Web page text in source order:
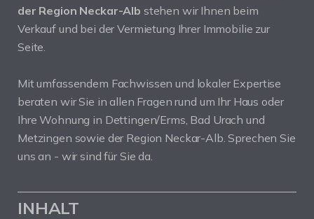
der Region Neckar-Alb stehen wir Ihnen beim
Verkauf und bei der Vermietung Ihrer Immobilie zur
Seite.
Mit umfassendem Fachwissen und lokaler Expertise
beraten wir Sie in allen Fragen rund um Ihr Haus oder
Ihre Wohnung in Dettingen/Erms, Bad Urach und
Metzingen sowie der Region Neckar-Alb. Sprechen Sie
uns an - wir sind für Sie da.
INHALT